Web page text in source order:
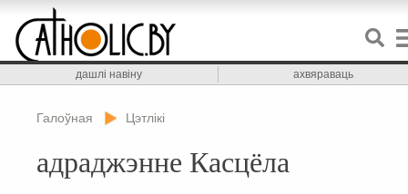
дашлі навіну ахвяраваць
Галоўная Цэтлікі
адраджэнне Касцёла